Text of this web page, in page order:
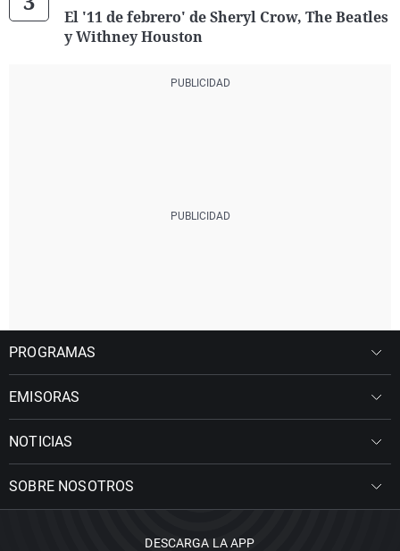
El '11 de febrero' de Sheryl Crow, The Beatles
y Withney Houston
PROGRAMAS
EMISORAS
NOTICIAS
SOBRE NOSOTROS
DESCARGA LA APP